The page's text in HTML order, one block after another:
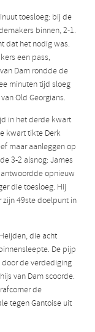
toesloeg: bij de
binnen, 2-1.
dat het nodig was.
een pass,
Dam rondde de
minuten tijd sloeg
Old Georgians.
in het derde kwart
kwart tikte Derk
maar aanleggen op
3-2 alsnog: James
opnieuw
die toesloeg. Hij
zijn 49ste doelpunt in
die acht
De pijp
de verdediging
van Dam scoorde.
de
tegen Gantoise uit